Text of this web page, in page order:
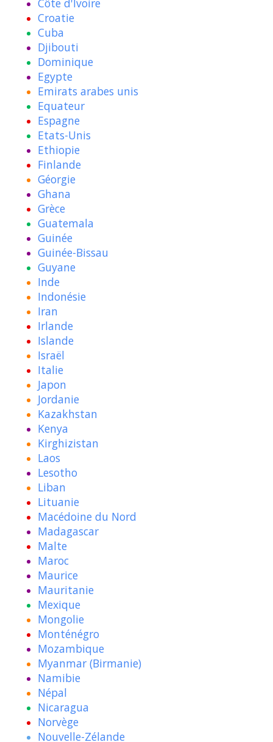
Côte d'Ivoire
Croatie
Cuba
Djibouti
Dominique
Egypte
Emirats arabes unis
Equateur
Espagne
Etats-Unis
Ethiopie
Finlande
Géorgie
Ghana
Grèce
Guatemala
Guinée
Guinée-Bissau
Guyane
Inde
Indonésie
Iran
Irlande
Islande
Israël
Italie
Japon
Jordanie
Kazakhstan
Kenya
Kirghizistan
Laos
Lesotho
Liban
Lituanie
Macédoine du Nord
Madagascar
Malte
Maroc
Maurice
Mauritanie
Mexique
Mongolie
Monténégro
Mozambique
Myanmar (Birmanie)
Namibie
Népal
Nicaragua
Norvège
Nouvelle-Zélande